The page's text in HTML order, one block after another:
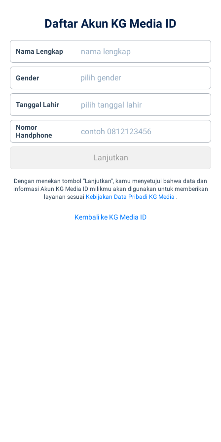
Daftar Akun KG Media ID
Nama Lengkap
Gender
Tanggal Lahir
Nomor
Handphone
Dengan menekan tombol “Lanjutkan”, kamu menyetujui bahwa data dan
informasi Akun KG Media ID milikmu akan digunakan untuk memberikan
layanan sesuai Kebijakan Data Pribadi KG Media .
Kembali ke KG Media ID